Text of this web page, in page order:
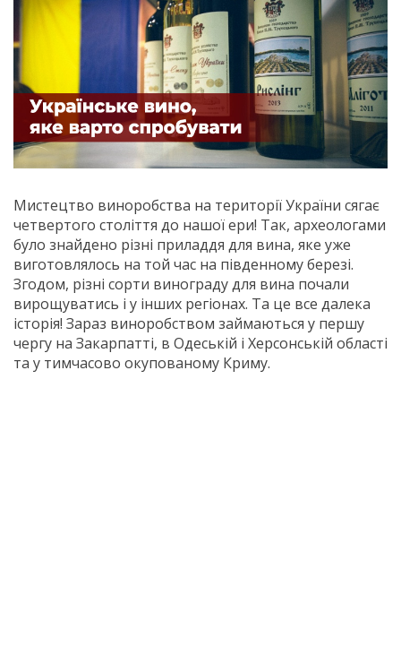
Мистецтво виноробства на території України сягає
четвертого століття до нашої ери! Так, археологами
було знайдено різні приладдя для вина, яке уже
виготовлялось на той час на південному березі.
Згодом, різні сорти винограду для вина почали
вирощуватись і у інших регіонах. Та це все далека
історія! Зараз виноробством займаються у першу
чергу на Закарпатті, в Одеській і Херсонській області
та у тимчасово окупованому Криму.